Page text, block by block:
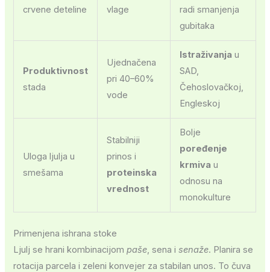
crvene deteline
vlage
radi smanjenja
gubitaka
Produktivnost
stada
Ujednačena
pri 40–60%
vode
Istraživanja u
SAD,
Čehoslovačkoj,
Engleskoj
Uloga ljulja u
smešama
Stabilniji
prinos i
proteinska
vrednost
Bolje
poređenje
krmiva u
odnosu na
monokulture
Primenjena ishrana stoke
Ljulj se hrani kombinacijompaše, sena isenaže. Planira se
rotacija parcela i zeleni konvejer za stabilan unos. To čuva